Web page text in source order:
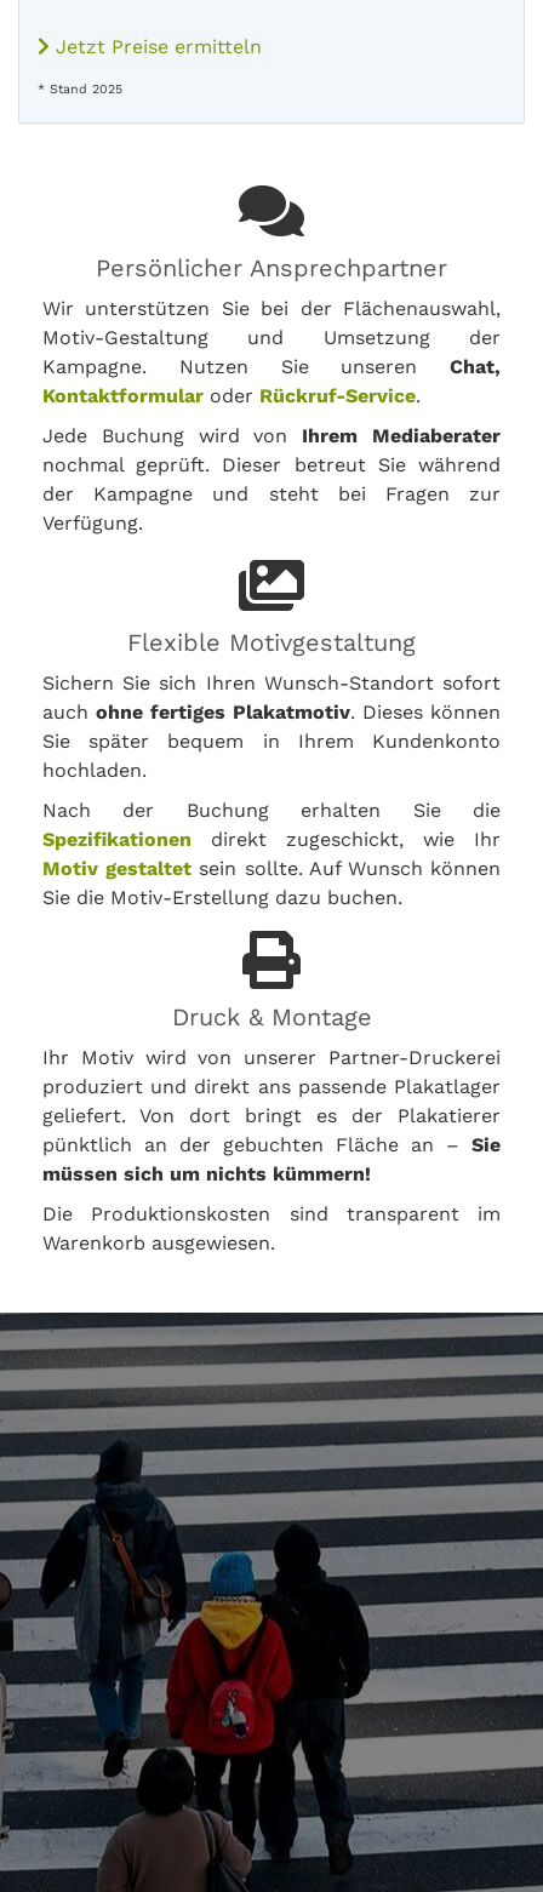
Jetzt Preise ermitteln
* Stand 2025
Persönlicher Ansprechpartner
Wir unterstützen Sie bei der Flächenauswahl,
Motiv-Gestaltung und Umsetzung der
Kampagne. Nutzen Sie unseren Chat,
Kontaktformular oder Rückruf-Service.
Jede Buchung wird von Ihrem Mediaberater
nochmal geprüft. Dieser betreut Sie während
der Kampagne und steht bei Fragen zur
Verfügung.
Flexible Motivgestaltung
Sichern Sie sich Ihren Wunsch-Standort sofort
auch ohne fertiges Plakatmotiv. Dieses können
Sie später bequem in Ihrem Kundenkonto
hochladen.
Nach der Buchung erhalten Sie die
Spezifikationen direkt zugeschickt, wie Ihr
Motiv gestaltet sein sollte. Auf Wunsch können
Sie die Motiv-Erstellung dazu buchen.
Druck & Montage
Ihr Motiv wird von unserer Partner-Druckerei
produziert und direkt ans passende Plakatlager
geliefert. Von dort bringt es der Plakatierer
pünktlich an der gebuchten Fläche an – Sie
müssen sich um nichts kümmern!
Die Produktionskosten sind transparent im
Warenkorb ausgewiesen.